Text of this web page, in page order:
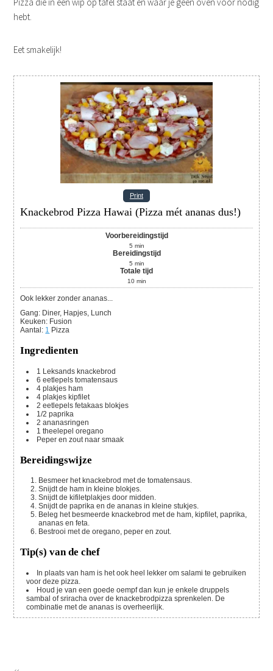
Pizza die in een wip op tafel staat en waar je geen oven voor nodig
hebt.
Eet smakelijk!
Print
Knackebrod Pizza Hawai (Pizza mét ananas dus!)
Voorbereidingstijd
5 min
Bereidingstijd
5 min
Totale tijd
10 min
Ook lekker zonder ananas...
Gang: Diner, Hapjes, Lunch
Keuken: Fusion
Aantal : 1 Pizza
Ingredienten
1 Leksands knackebrod
6 eetlepelstomatensaus
4 plakjesham
4 plakjeskipfilet
2 eetlepelsfetakaas blokjes
1/2 paprika
2 ananasringen
1 theelepel oregano
Peper en zout naar smaak
Bereidingswijze
Besmeer het knackebrod met de tomatensaus.
Snijdt de ham in kleine blokjes.
Snijdt de kifiletplakjes door midden.
Snijdt de paprika en de ananas in kleine stukjes.
Beleg het besmeerde knackebrod met de ham, kipfilet, paprika,
ananas en feta.
Bestrooi met de oregano, peper en zout.
Tip(s) van de chef
In plaats van ham is het ook heel lekker om salami te gebruiken
voor deze pizza.
Houd je van een goede oempf dan kun je enkele druppels
sambal of sriracha over de knackebrodpizza sprenkelen. De
combinatie met de ananas is overheerlijk.